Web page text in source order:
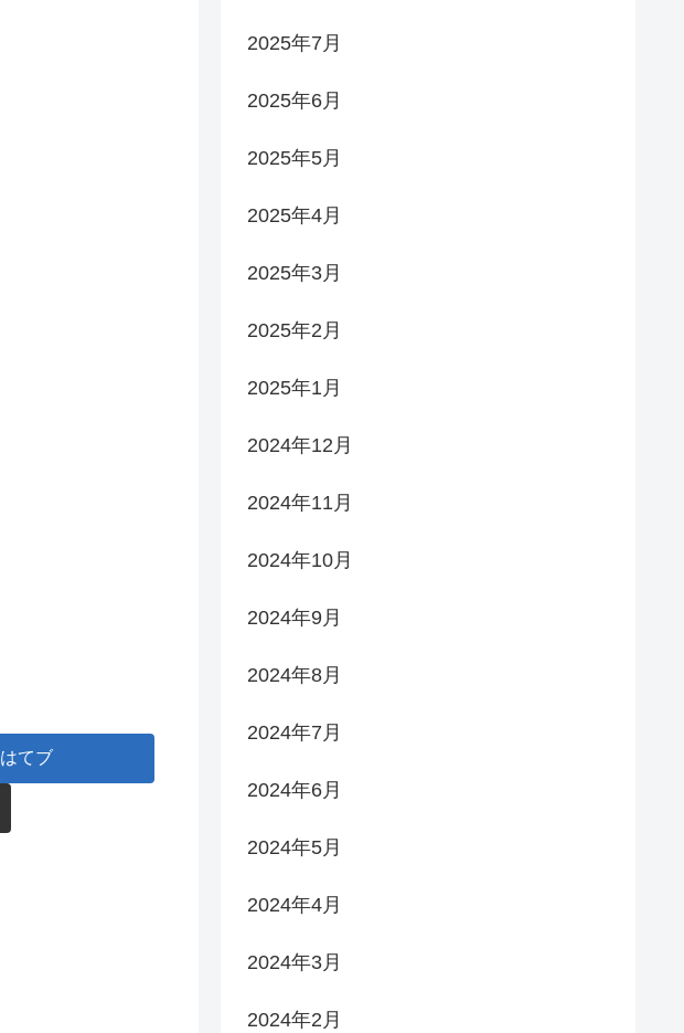
はてブ
2025年7月
2025年6月
2025年5月
2025年4月
2025年3月
2025年2月
2025年1月
2024年12月
2024年11月
2024年10月
2024年9月
2024年8月
2024年7月
2024年6月
2024年5月
2024年4月
2024年3月
2024年2月